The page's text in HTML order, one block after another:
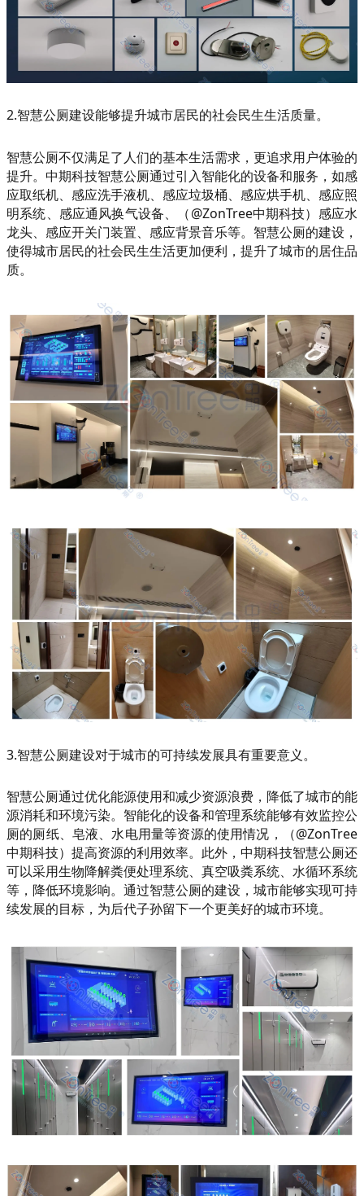
2.智慧公厕建设能够提升城市居民的社会民生生活质量。
智慧公厕不仅满足了人们的基本生活需求，更追求用户体验的
提升。中期科技智慧公厕通过引入智能化的设备和服务，如感
应取纸机、感应洗手液机、感应垃圾桶、感应烘手机、感应照
明系统、感应通风换气设备、（@ZonTree中期科技）感应水
龙头、感应开关门装置、感应背景音乐等。智慧公厕的建设，
使得城市居民的社会民生生活更加便利，提升了城市的居住品
质。
3.智慧公厕建设对于城市的可持续发展具有重要意义。
智慧公厕通过优化能源使用和减少资源浪费，降低了城市的能
源消耗和环境污染。智能化的设备和管理系统能够有效监控公
厕的厕纸、皂液、水电用量等资源的使用情况，（@ZonTree
中期科技）提高资源的利用效率。此外，中期科技智慧公厕还
可以采用生物降解粪便处理系统、真空吸粪系统、水循环系统
等，降低环境影响。通过智慧公厕的建设，城市能够实现可持
续发展的目标，为后代子孙留下一个更美好的城市环境。